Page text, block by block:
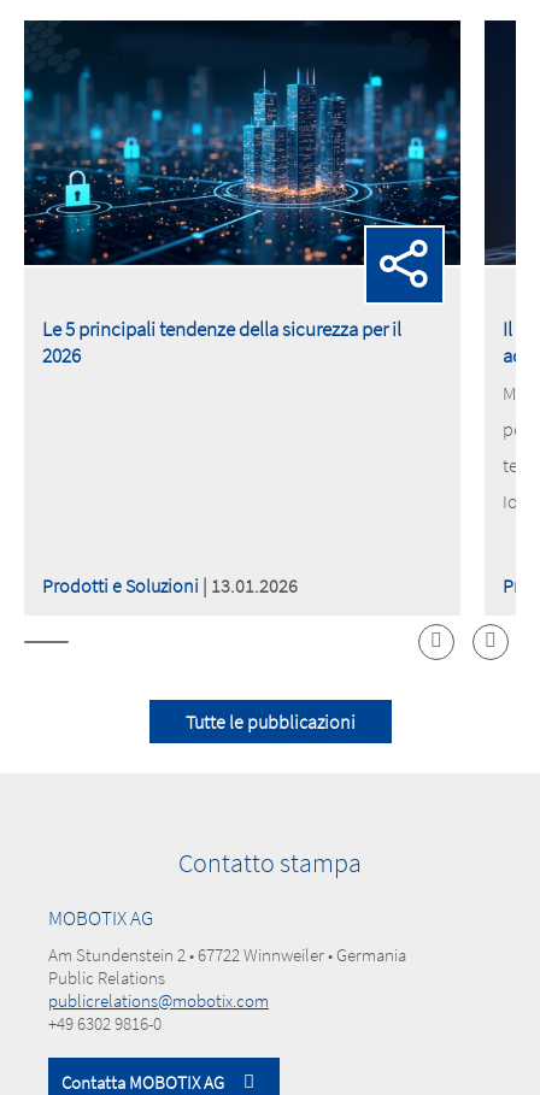
Le 5 principali tendenze della sicurezza per il
2026
Prodotti e Soluzioni | 13.01.2026
Il
IoT
Tutte le pubblicazioni
Contatto stampa
MOBOTIX AG
Am Stundenstein 2 • 67722 Winnweiler • Germania
Public Relations
publicrelations@mobotix.com
+49 6302 9816-0
Contatta MOBOTIX AG